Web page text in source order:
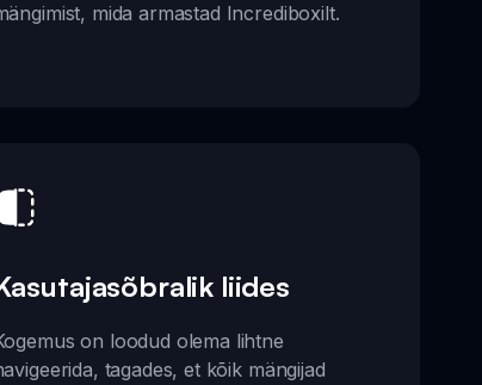
mida armastad Incrediboxilt.
liides
on loodud olema lihtne
tagades, et kõik mängijad